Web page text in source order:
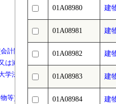
計関係)(0)
は減額貸付(0)
学法人債(0)
等)(0)
01A08980 建
01A08981 建
01A08982 建
01A08983 建
01A08984 建